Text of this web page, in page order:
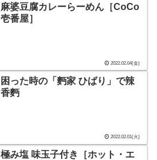
麻婆豆腐カレーらーめん［CoCo
壱番屋］
2022.02.04(金)
困った時の「麪家 ひばり」で辣
香麪
2022.02.01(火)
極み塩 味玉子付き［ホット・エ